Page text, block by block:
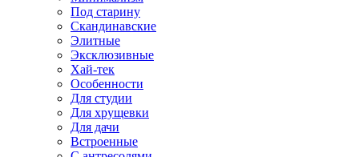
Под старину
Скандинавские
Элитные
Эксклюзивные
Хай-тек
Особенности
Для студии
Для хрущевки
Для дачи
Встроенные